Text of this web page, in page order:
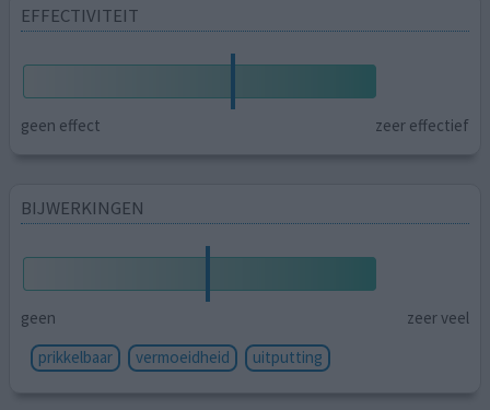
EFFECTIVITEIT
geen effect zeer effectief
BIJWERKINGEN
geen
zeer veel
prikkelbaar
vermoeidheid uitputting